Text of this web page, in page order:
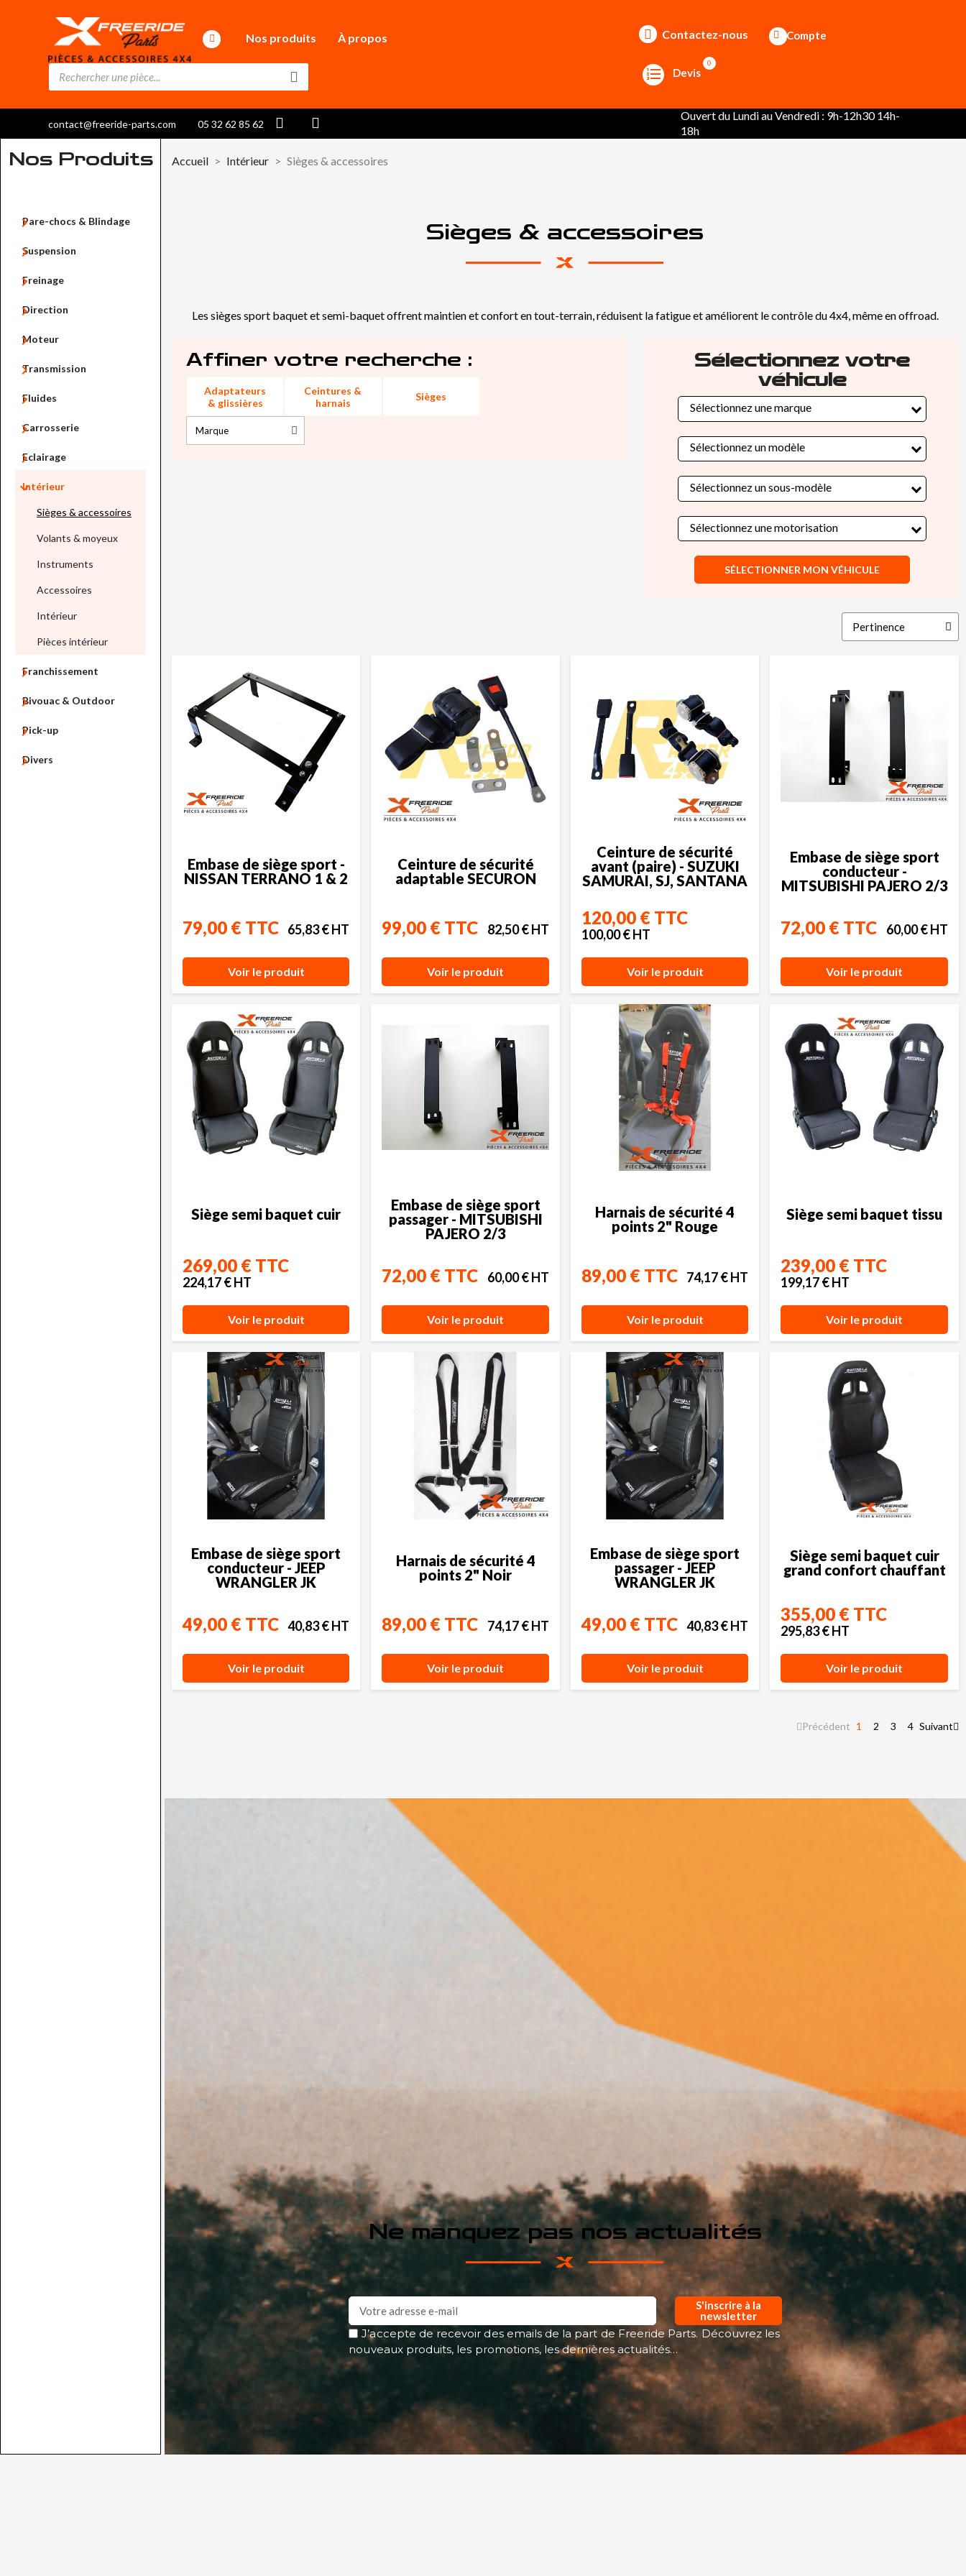
Nos produits À propos Contactez-nous Compte
Devis
0
contact@freeride-parts.com 05 32 62 85 62
Ouvert du Lundi au Vendredi : 9h-12h30 14h-
18h
Accueil Intérieur Sièges & accessoires
Nos Produits
Pare-chocs & Blindage

Suspension

Freinage

Direction

Moteur

Transmission

Fluides

Carrosserie

Eclairage

Intérieur

Sièges & accessoires
Volants & moyeux
Instruments
Accessoires
Intérieur
Pièces intérieur
Franchissement

Bivouac & Outdoor

Pick-up

Divers

Sièges & accessoires
Les sièges sport baquet et semi-baquet offrent maintien et confort en tout-terrain, réduisent la fatigue et améliorent le contrôle du 4x4, même en offroad.
Affiner votre recherche :
Adaptateurs
& glissières
Ceintures &
harnais
Sièges
Sélectionnez votre
véhicule
Sélectionnez une marque
Sélectionnez un modèle
Sélectionnez un sous-modèle
Sélectionnez une motorisation
SÉLECTIONNER MON VÉHICULE
Embase de siège sport -
NISSAN TERRANO 1 & 2
79,00 € TTC 65,83 € HT
Voir le produit
Ceinture de sécurité
adaptable SECURON
99,00 € TTC 82,50 € HT
Voir le produit
Ceinture de sécurité
avant (paire) - SUZUKI
SAMURAI, SJ, SANTANA
120,00 € TTC
100,00 € HT
Voir le produit
Embase de siège sport
conducteur -
MITSUBISHI PAJERO 2/3
72,00 € TTC 60,00 € HT
Voir le produit
Siège semi baquet cuir
269,00 € TTC
224,17 € HT
Voir le produit
Embase de siège sport
passager - MITSUBISHI
PAJERO 2/3
72,00 € TTC 60,00 € HT
Voir le produit
Harnais de sécurité 4
points 2" Rouge
89,00 € TTC 74,17 € HT
Voir le produit
Siège semi baquet tissu
239,00 € TTC
199,17 € HT
Voir le produit
Embase de siège sport
conducteur - JEEP
WRANGLER JK
49,00 € TTC 40,83 € HT
Voir le produit
Harnais de sécurité 4
points 2" Noir
89,00 € TTC 74,17 € HT
Voir le produit
Embase de siège sport
passager - JEEP
WRANGLER JK
49,00 € TTC 40,83 € HT
Voir le produit
Siège semi baquet cuir
grand confort chauffant
355,00 € TTC
295,83 € HT
Voir le produit
Précédent 1 2 3 4 Suivant
Ne manquez pas nos actualités
S'inscrire à la
newsletter
J’accepte de recevoir des emails de la part de Freeride Parts. Découvrez les
nouveaux produits, les promotions, les dernières actualités…